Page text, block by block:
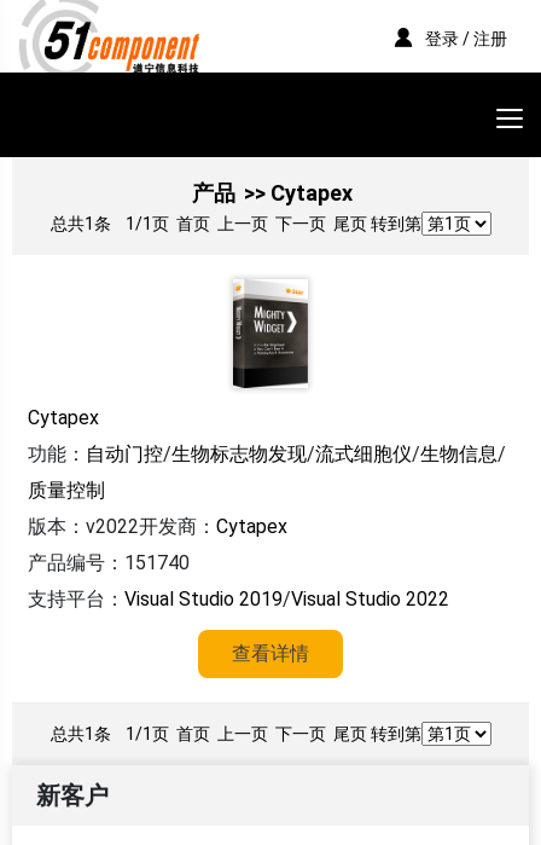
登录 / 注册
产品 >> Cytapex
总共1条 1/1页 首页 上一页 下一页 尾页 转到第
Cytapex
功能： 自动门控/生物标志物发现/流式细胞仪/生物信息/
质量控制
版本：v2022开发商： Cytapex
产品编号：151740
支持平台： Visual Studio 2019/Visual Studio 2022
查看详情
总共1条 1/1页 首页 上一页 下一页 尾页 转到第
新客户